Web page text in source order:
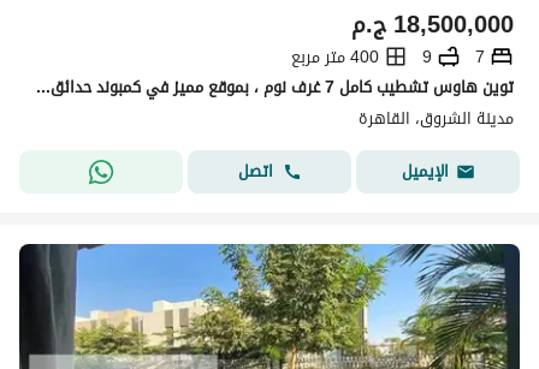
ج.م18,500,000
7
9
400 متر مربع
توين هاوس تشطيب كامل 7 غرف نوم ، بموقع مميز في كمبوند حدائق الشروق Hadayek El Shorouk Compound
مدينة الشروق، القاهرة
الإيميل
اتصل